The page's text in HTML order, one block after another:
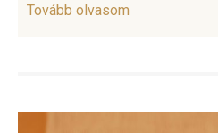
Tovább olvasom